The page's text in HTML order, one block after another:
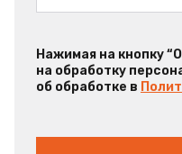
Нажимая на кнопку
на обработку
об обработке в